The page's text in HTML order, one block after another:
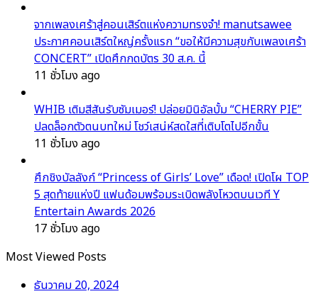
จากเพลงเศร้าสู่คอนเสิร์ตแห่งความทรงจำ! manutsawee
ประกาศคอนเสิร์ตใหญ่ครั้งแรก “ขอให้มีความสุขกับเพลงเศร้า
CONCERT” เปิดศึกกดบัตร 30 ส.ค. นี้
11 ชั่วโมง ago
WHIB เติมสีสันรับซัมเมอร์! ปล่อยมินิอัลบั้ม “CHERRY PIE”
ปลดล็อกตัวตนบทใหม่ โชว์เสน่ห์สดใสที่เติบโตไปอีกขั้น
11 ชั่วโมง ago
ศึกชิงบัลลังก์ “Princess of Girls’ Love” เดือด! เปิดโผ TOP
5 สุดท้ายแห่งปี แฟนด้อมพร้อมระเบิดพลังโหวตบนเวที Y
Entertain Awards 2026
17 ชั่วโมง ago
Most Viewed Posts
ธันวาคม 20, 2024